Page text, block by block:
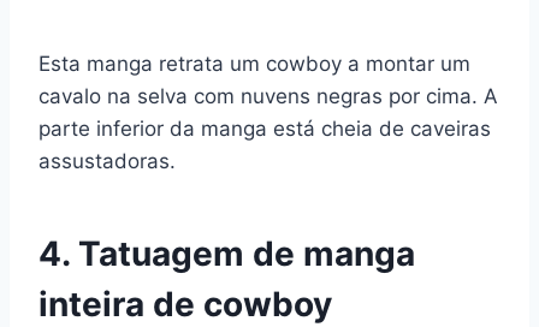
Esta manga retrata um cowboy a montar um
cavalo na selva com nuvens negras por cima. A
parte inferior da manga está cheia de caveiras
assustadoras.
4. Tatuagem de manga
inteira de cowboy